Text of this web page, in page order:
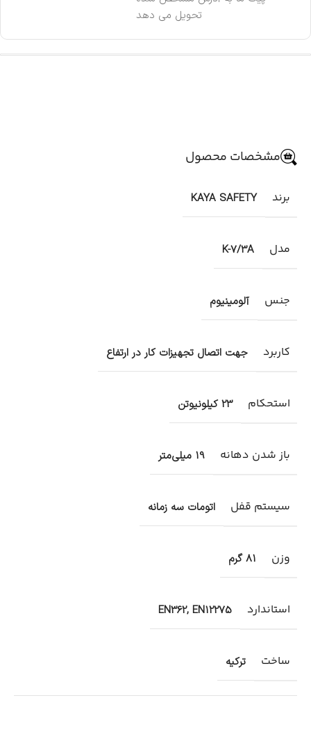
تحویل می دهد
مشخصات محصول
برند KAYA SAFETY
مدل K-7/3A
جنس آلومینیوم
کاربرد جهت اتصال تجهیزات کار در ارتفاع
استحکام 23 کیلونیوتن
باز شدن دهانه 19 میلی‌متر
سیستم قفل اتومات سه زمانه
وزن 81 گرم
استاندارد EN362, EN12275
ساخت ترکیه